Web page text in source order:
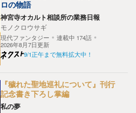
ロの物語
神宮寺オカルト相談所の業務日報
モノクロウサギ
現代ファンタジー 連載中 174話
2026年8月7日更新
9/1正午まで無料拡大中！
『穢れた聖地巡礼について』刊行
記念書き下ろし掌編
私の夢